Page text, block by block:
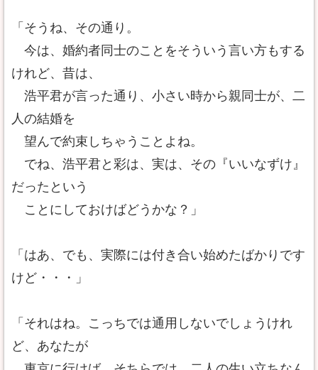
「そうね、その通り。
今は、婚約者同士のことをそういう言い方もする
けれど、昔は、
浩平君が言った通り、小さい時から親同士が、二
人の結婚を
望んで約束しちゃうことよね。
でね、浩平君と彩は、実は、その『いいなずけ』
だったという
ことにしておけばどうかな？」
「はあ、でも、実際には付き合い始めたばかりです
けど・・・」
「それはね。こっちでは通用しないでしょうけれ
ど、あなたが